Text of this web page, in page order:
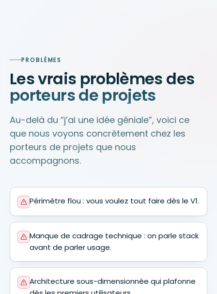
PROBLÈMES
Les vrais problèmes des
porteurs de projets
Au-delà du “j’ai une idée géniale”, voici ce
que nous voyons concrètement chez les
porteurs de projets que nous
accompagnons.
Périmètre flou : vous voulez tout faire dès le V1.
Manque de cadrage technique : on parle stack
avant de parler usage.
Architecture sous-dimensionnée qui plafonne